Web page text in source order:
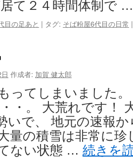
居て２４時間体制で
目の足あと | タグ: そば粉屋6代目の日常 |
作成者: 加賀 健太郎
ってしまいました
・。 大荒れです！
いで、 地元の速報
量の積雪は非常に
ない状態 … 続きを